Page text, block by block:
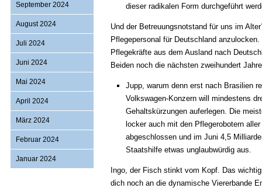
September 2024
August 2024
Juli 2024
Juni 2024
Mai 2024
April 2024
März 2024
Februar 2024
Januar 2024
dieser radikalen Form durchgeführt
Und der Betreuungsnotstand für uns im
Pflegepersonal für Deutschland
Pflegekräfte aus dem Ausland nach
Beiden noch die nächsten zweihundert
Jupp, warum denn erst nach Brasilien
Volkswagen-Konzern will mindestens
Gehaltskürzungen auferlegen. Die
locker auch mit den Pflegerobotern
abgeschlossen und im Juni 4,5
Staatshilfe etwas unglaubwürdig aus.
Ingo, der Fisch stinkt vom Kopf. Das
dich noch an die dynamische Viererbande